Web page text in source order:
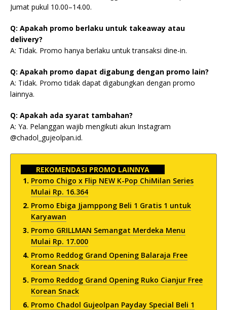
Jumat pukul 10.00–14.00.
Q: Apakah promo berlaku untuk takeaway atau
delivery?
A: Tidak. Promo hanya berlaku untuk transaksi dine-in.
Q: Apakah promo dapat digabung dengan promo lain?
A: Tidak. Promo tidak dapat digabungkan dengan promo
lainnya.
Q: Apakah ada syarat tambahan?
A: Ya. Pelanggan wajib mengikuti akun Instagram
@chadol_gujeolpan.id.
REKOMENDASI PROMO LAINNYA
Promo Chigo x Flip NEW K-Pop ChiMilan Series
Mulai Rp. 16.364
Promo Ebiga Jjamppong Beli 1 Gratis 1 untuk
Karyawan
Promo GRILLMAN Semangat Merdeka Menu
Mulai Rp. 17.000
Promo Reddog Grand Opening Balaraja Free
Korean Snack
Promo Reddog Grand Opening Ruko Cianjur Free
Korean Snack
Promo Chadol Gujeolpan Payday Special Beli 1